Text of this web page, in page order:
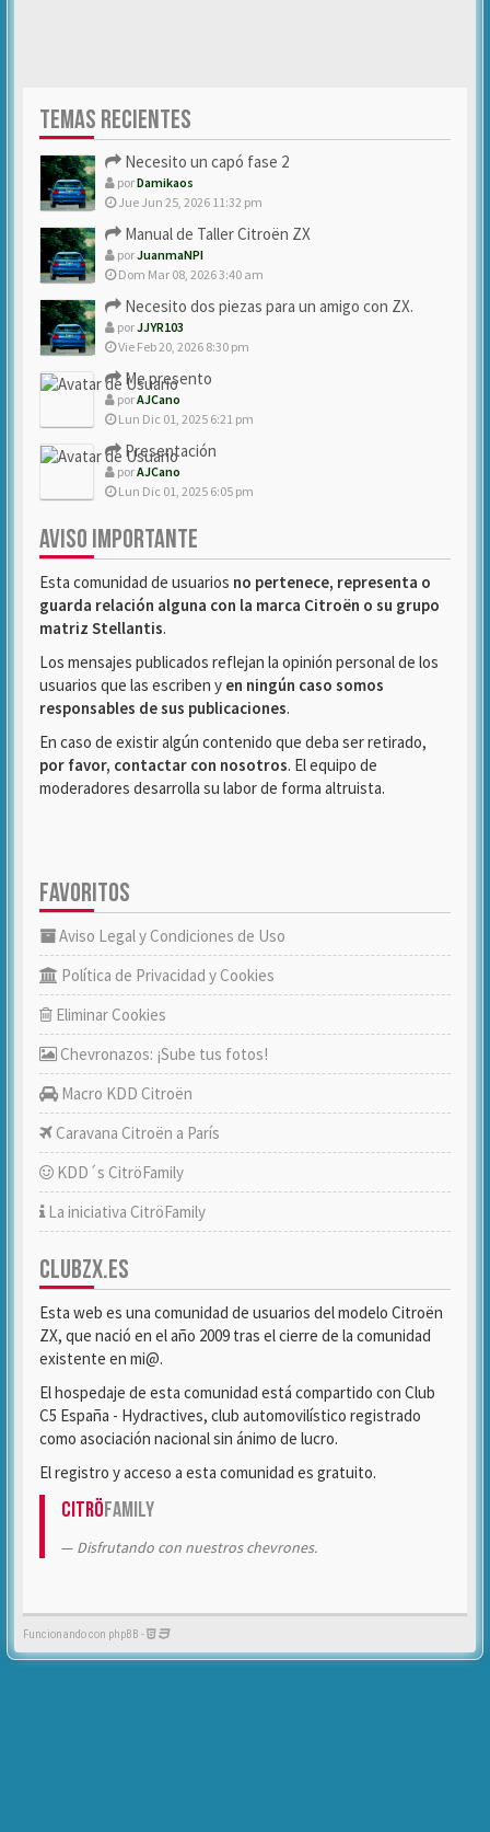
TEMAS RECIENTES
Necesito un capó fase 2
porDamikaos
Jue Jun 25, 2026 11:32 pm
Manual de Taller Citroën ZX
porJuanmaNPI
Dom Mar 08, 2026 3:40 am
Necesito dos piezas para un amigo con ZX.
porJJYR103
Vie Feb 20, 2026 8:30 pm
Me presento
porAJCano
Lun Dic 01, 2025 6:21 pm
Presentación
porAJCano
Lun Dic 01, 2025 6:05 pm
AVISO IMPORTANTE
Esta comunidad de usuarios no pertenece, representa o
guarda relación alguna con la marca Citroën o su grupo
matriz Stellantis.
Los mensajes publicados reflejan la opinión personal de los
usuarios que las escriben y en ningún caso somos
responsables de sus publicaciones.
En caso de existir algún contenido que deba ser retirado,
por favor, contactar con nosotros. El equipo de
moderadores desarrolla su labor de forma altruista.
FAVORITOS
Aviso Legal y Condiciones de Uso
Política de Privacidad y Cookies
Eliminar Cookies
Chevronazos: ¡Sube tus fotos!
Macro KDD Citroën
Caravana Citroën a París
KDD´s CitröFamily
La iniciativa CitröFamily
CLUBZX.ES
Esta web es una comunidad de usuarios del modelo Citroën
ZX, que nació en el año 2009 tras el cierre de la comunidad
existente en mi@.
El hospedaje de esta comunidad está compartido con Club
C5 España - Hydractives, club automovilístico registrado
como asociación nacional sin ánimo de lucro.
El registro y acceso a esta comunidad es gratuito.
CitröFamily
Disfrutando con nuestros chevrones.
Funcionando con phpBB -